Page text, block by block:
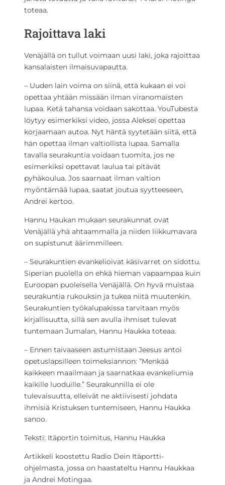
toteaa.
Rajoittava laki
Venäjällä on tullut voimaan uusi laki, joka rajoittaa
kansalaisten ilmaisuvapautta.
– Uuden lain voima on siinä, että kukaan ei voi
opettaa yhtään missään ilman viranomaisten
lupaa. Ketä tahansa voidaan sakottaa. YouTubesta
löytyy esimerkiksi video, jossa Aleksei opettaa
korjaamaan autoa. Nyt häntä syytetään siitä, että
hän opettaa ilman valtiollista lupaa. Samalla
tavalla seurakuntia voidaan tuomita, jos ne
esimerkiksi opettavat laulua tai pitävät
pyhäkoulua. Jos saarnaat ilman valtion
myöntämää lupaa, saatat joutua syytteeseen,
Andrei kertoo.
Hannu Haukan mukaan seurakunnat ovat
Venäjällä yhä ahtaammalla ja niiden liikkumavara
on supistunut äärimmilleen.
– Seurakuntien evankelioivat käsivarret on sidottu.
Siperian puolella on ehkä hieman vapaampaa kuin
Euroopan puoleisella Venäjällä. On hyvä muistaa
seurakuntia rukouksin ja tukea niitä muutenkin.
Seurakuntien työkalupakissa tarvitaan myös
kirjallisuutta, sillä sen avulla ihmiset tulevat
tuntemaan Jumalan, Hannu Haukka toteaa.
– Ennen taivaaseen astumistaan Jeesus antoi
opetuslapsilleen toimeksiannon: ”Menkää
kaikkeen maailmaan ja saarnatkaa evankeliumia
kaikille luoduille.” Seurakunnilla ei ole
tulevaisuutta, elleivät ne aktiivisesti johdata
ihmisiä Kristuksen tuntemiseen, Hannu Haukka
sanoo.
Teksti: Itäportin toimitus, Hannu Haukka
Artikkeli koostettu Radio Dein Itäportti-
ohjelmasta, jossa on haastateltu Hannu Haukkaa
ja Andrei Motingaa.